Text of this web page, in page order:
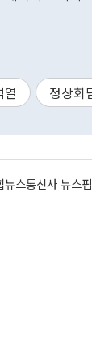
열 정상회
뉴스통신사 뉴